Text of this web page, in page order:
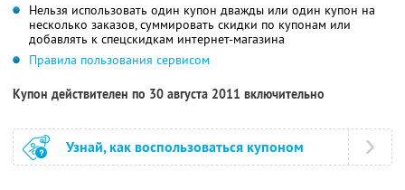
Нельзя использовать один купон дважды или один купон на
несколько заказов, суммировать скидки по купонам или
добавлять к спецскидкам интернет-магазина
Правила пользования сервисом
Купон действителен по 30 августа 2011 включительно
Узнай, как воспользоваться купоном